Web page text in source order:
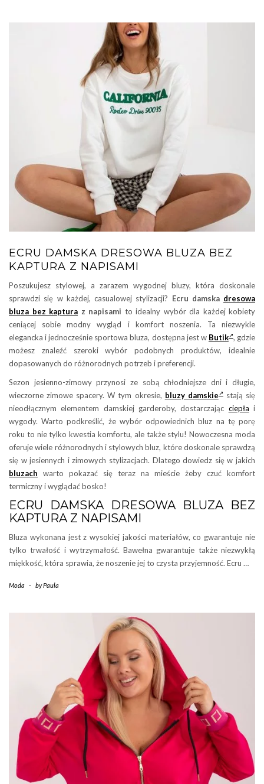
ECRU DAMSKA DRESOWA BLUZA BEZ
KAPTURA Z NAPISAMI
Poszukujesz stylowej, a zarazem wygodnej bluzy, która doskonale
sprawdzi się w każdej, casualowej stylizacji? Ecru damska dresowa
bluza bez kaptura z napisami to idealny wybór dla każdej kobiety
ceniącej sobie modny wygląd i komfort noszenia. Ta niezwykle
elegancka i jednocześnie sportowa bluza, dostępna jest w Butik , gdzie
możesz znaleźć szeroki wybór podobnych produktów, idealnie
dopasowanych do różnorodnych potrzeb i preferencji.
Sezon jesienno-zimowy przynosi ze sobą chłodniejsze dni i długie,
wieczorne zimowe spacery. W tym okresie, bluzy damskie stają się
nieodłącznym elementem damskiej garderoby, dostarczając ciepła i
wygody. Warto podkreślić, że wybór odpowiednich bluz na tę porę
roku to nie tylko kwestia komfortu, ale także stylu! Nowoczesna moda
oferuje wiele różnorodnych i stylowych bluz, które doskonale sprawdzą
się w jesiennych i zimowych stylizacjach. Dlatego dowiedz się w jakich
bluzach warto pokazać się teraz na mieście żeby czuć komfort
termiczny i wyglądać bosko!
ECRU DAMSKA DRESOWA BLUZA BEZ
KAPTURA Z NAPISAMI
Bluza wykonana jest z wysokiej jakości materiałów, co gwarantuje nie
tylko trwałość i wytrzymałość. Bawełna gwarantuje także niezwykłą
miękkość, która sprawia, że noszenie jej to czysta przyjemność. Ecru …
Moda - byPaula